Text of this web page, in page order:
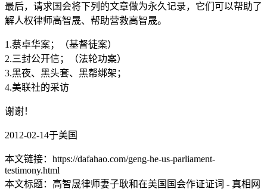
最后，请求国会将下列的文章做为永久记录，它们可以帮助了
解人权律师高智晟、帮助营救高智晟。
1.蔡卓华案；（基督徒案）
2.三封公开信；（法轮功案）
3.黑夜、黑头套、黑帮绑架；
4.美联社的采访
谢谢！
2012-02-14于美国
本文链接：https://dafahao.com/geng-he-us-parliament-
testimony.html
本文标题：高智晟律师妻子耿和在美国国会作证证词 - 真相网